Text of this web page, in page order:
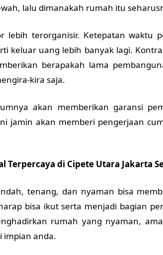
lalu dimanakah rumah itu
lebih terorganisir. Ketepatan waktu
keluar uang lebih banyak lagi.
berapakah lama
kira saja.
akan memberikan garansi
jamin akan memberi pengerjaan
Terpercaya di Cipete Utara Jakarta
tenang, dan nyaman bisa
bisa ikut serta menjadi bagian
rumah yang nyaman,
impian anda.